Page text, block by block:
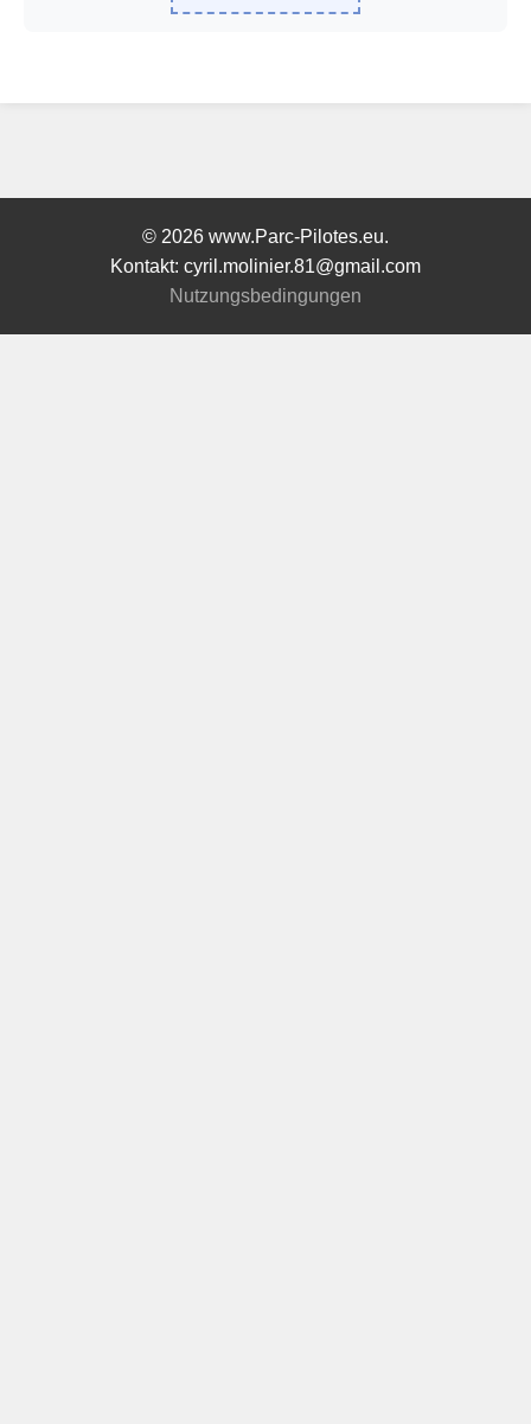
© 2026 www.Parc-Pilotes.eu.
Kontakt: cyril.molinier.81@gmail.com
Nutzungsbedingungen